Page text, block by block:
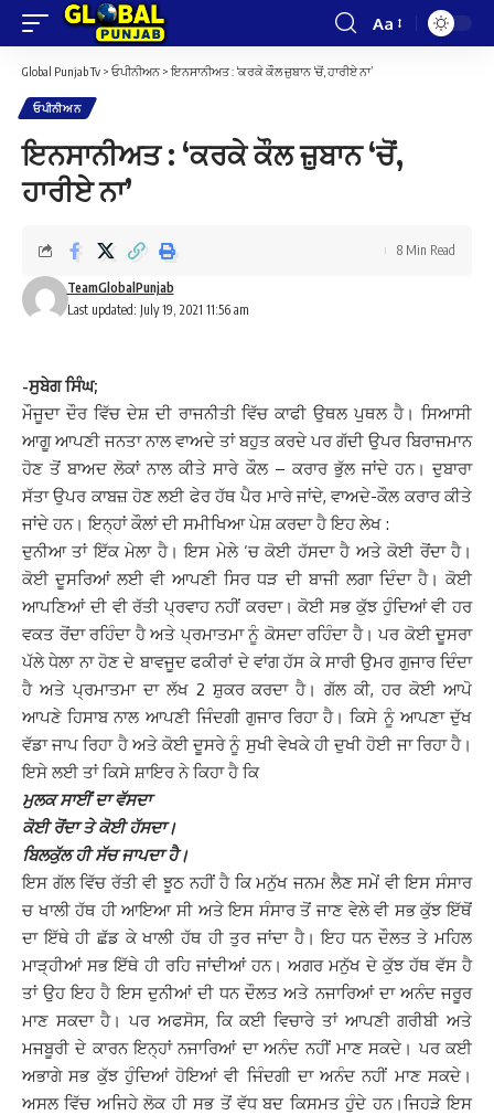
Font
Resizer
Aa
Global Punjab Tv > ਓਪੀਨੀਅਨ >ਇਨਸਾਨੀਅਤ : ‘ਕਰਕੇ ਕੌਲ ਜ਼ੁਬਾਨ ‘ਚੋਂ, ਹਾਰੀਏ ਨਾ’
ਓਪੀਨੀਅਨ
ਇਨਸਾਨੀਅਤ : ‘ਕਰਕੇ ਕੌਲ ਜ਼ੁਬਾਨ ‘ਚੋਂ,
ਹਾਰੀਏ ਨਾ’
Last updated: July 19, 2021 11:56 am
TeamGlobalPunjab
8 Min Read
-ਸੁਬੇਗ ਸਿੰਘ;
ਮੌਜੂਦਾ ਦੌਰ ਵਿੱਚ ਦੇਸ਼ ਦੀ ਰਾਜਨੀਤੀ ਵਿੱਚ ਕਾਫੀ ਉਥਲ ਪੁਥਲ ਹੈ। ਸਿਆਸੀ
ਆਗੂ ਆਪਣੀ ਜਨਤਾ ਨਾਲ ਵਾਅਦੇ ਤਾਂ ਬਹੁਤ ਕਰਦੇ ਪਰ ਗੱਦੀ ਉਪਰ ਬਿਰਾਜਮਾਨ
ਹੋਣ ਤੋਂ ਬਾਅਦ ਲੋਕਾਂ ਨਾਲ ਕੀਤੇ ਸਾਰੇ ਕੌਲ – ਕਰਾਰ ਭੁੱਲ ਜਾਂਦੇ ਹਨ। ਦੁਬਾਰਾ
ਸੱਤਾ ਉਪਰ ਕਾਬਜ਼ ਹੋਣ ਲਈ ਫੇਰ ਹੱਥ ਪੈਰ ਮਾਰੇ ਜਾਂਦੇ, ਵਾਅਦੇ-ਕੌਲ ਕਰਾਰ ਕੀਤੇ
ਜਾਂਦੇ ਹਨ। ਇਨ੍ਹਾਂ ਕੌਲਾਂ ਦੀ ਸਮੀਖਿਆ ਪੇਸ਼ ਕਰਦਾ ਹੈ ਇਹ ਲੇਖ :
ਦੁਨੀਆ ਤਾਂ ਇੱਕ ਮੇਲਾ ਹੈ। ਇਸ ਮੇਲੇ ‘ਚ ਕੋਈ ਹੱਸਦਾ ਹੈ ਅਤੇ ਕੋਈ ਰੋਂਦਾ ਹੈ।
ਕੋਈ ਦੂਸਰਿਆਂ ਲਈ ਵੀ ਆਪਣੀ ਸਿਰ ਧੜ ਦੀ ਬਾਜੀ ਲਗਾ ਦਿੰਦਾ ਹੈ। ਕੋਈ
ਆਪਣਿਆਂ ਦੀ ਵੀ ਰੱਤੀ ਪ੍ਰਵਾਹ ਨਹੀਂ ਕਰਦਾ। ਕੋਈ ਸਭ ਕੁੱਝ ਹੁੰਦਿਆਂ ਵੀ ਹਰ
ਵਕਤ ਰੋਂਦਾ ਰਹਿੰਦਾ ਹੈ ਅਤੇ ਪ੍ਰਮਾਤਮਾ ਨੂੰ ਕੋਸਦਾ ਰਹਿੰਦਾ ਹੈ। ਪਰ ਕੋਈ ਦੂਸਰਾ
ਪੱਲੇ ਧੇਲਾ ਨਾ ਹੋਣ ਦੇ ਬਾਵਜੂਦ ਫਕੀਰਾਂ ਦੇ ਵਾਂਗ ਹੱਸ ਕੇ ਸਾਰੀ ਉਮਰ ਗੁਜਾਰ ਦਿੰਦਾ
ਹੈ ਅਤੇ ਪ੍ਰਮਾਤਮਾ ਦਾ ਲੱਖ 2 ਸ਼ੁਕਰ ਕਰਦਾ ਹੈ। ਗੱਲ ਕੀ, ਹਰ ਕੋਈ ਆਪੋ
ਆਪਣੇ ਹਿਸਾਬ ਨਾਲ ਆਪਣੀ ਜਿੰਦਗੀ ਗੁਜਾਰ ਰਿਹਾ ਹੈ। ਕਿਸੇ ਨੂੰ ਆਪਣਾ ਦੁੱਖ
ਵੱਡਾ ਜਾਪ ਰਿਹਾ ਹੈ ਅਤੇ ਕੋਈ ਦੂਸਰੇ ਨੂੰ ਸੁਖੀ ਵੇਖਕੇ ਹੀ ਦੁਖੀ ਹੋਈ ਜਾ ਰਿਹਾ ਹੈ।
ਇਸੇ ਲਈ ਤਾਂ ਕਿਸੇ ਸ਼ਾਇਰ ਨੇ ਕਿਹਾ ਹੈ ਕਿ
ਮੁਲਕ ਸਾਈਂ ਦਾ ਵੱਸਦਾ
ਕੋਈ ਰੋਂਦਾ ਤੇ ਕੋਈ ਹੱਸਦਾ।
ਬਿਲਕੁੱਲ ਹੀ ਸੱਚ ਜਾਪਦਾ ਹੈ।
ਇਸ ਗੱਲ ਵਿੱਚ ਰੱਤੀ ਵੀ ਝੂਠ ਨਹੀਂ ਹੈ ਕਿ ਮਨੁੱਖ ਜਨਮ ਲੈਣ ਸਮੇਂ ਵੀ ਇਸ ਸੰਸਾਰ
ਚ ਖਾਲੀ ਹੱਥ ਹੀ ਆਇਆ ਸੀ ਅਤੇ ਇਸ ਸੰਸਾਰ ਤੋਂ ਜਾਣ ਵੇਲੇ ਵੀ ਸਭ ਕੁੱਝ ਇੱਥੋਂ
ਦਾ ਇੱਥੇ ਹੀ ਛੱਡ ਕੇ ਖਾਲੀ ਹੱਥ ਹੀ ਤੁਰ ਜਾਂਦਾ ਹੈ। ਇਹ ਧਨ ਦੌਲਤ ਤੇ ਮਹਿਲ
ਮਾੜ੍ਹੀਆਂ ਸਭ ਇੱਥੇ ਹੀ ਰਹਿ ਜਾਂਦੀਆਂ ਹਨ। ਅਗਰ ਮਨੁੱਖ ਦੇ ਕੁੱਝ ਹੱਥ ਵੱਸ ਹੈ
ਤਾਂ ਉਹ ਇਹ ਹੈ ਇਸ ਦੁਨੀਆਂ ਦੀ ਧਨ ਦੌਲਤ ਅਤੇ ਨਜਾਰਿਆਂ ਦਾ ਅਨੰਦ ਜਰੂਰ
ਮਾਣ ਸਕਦਾ ਹੈ। ਪਰ ਅਫਸੋਸ, ਕਿ ਕਈ ਵਿਚਾਰੇ ਤਾਂ ਆਪਣੀ ਗਰੀਬੀ ਅਤੇ
ਮਜਬੂਰੀ ਦੇ ਕਾਰਨ ਇਨ੍ਹਾਂ ਨਜਾਰਿਆਂ ਦਾ ਅਨੰਦ ਨਹੀਂ ਮਾਣ ਸਕਦੇ। ਪਰ ਕਈ
ਅਭਾਗੇ ਸਭ ਕੁੱਝ ਹੁੰਦਿਆਂ ਹੋਇਆਂ ਵੀ ਜਿੰਦਗੀ ਦਾ ਅਨੰਦ ਨਹੀਂ ਮਾਣ ਸਕਦੇ।
ਅਸਲ ਵਿੱਚ ਅਜਿਹੇ ਲੋਕ ਹੀ ਸਭ ਤੋਂ ਵੱਧ ਬਦ ਕਿਸਮਤ ਹੁੰਦੇ ਹਨ।ਜਿਹੜੇ ਇਸ